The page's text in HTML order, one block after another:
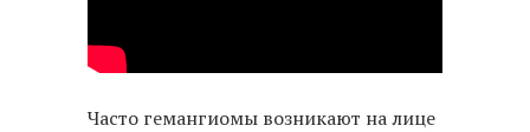
Часто гемангиомы возникают на лице